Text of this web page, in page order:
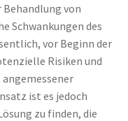
von
Schwankungen des
vor Beginn der
Risiken und
ist es jedoch
zu finden, die